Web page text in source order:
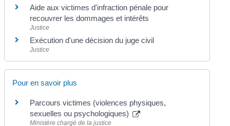
Aide aux victimes d'infraction pénale pour
recouvrer les dommages et intérêts
Justice
Exécution d'une décision du juge civil
Justice
Pour en savoir plus
Parcours victimes (violences physiques,
sexuelles ou psychologiques)
Ministère chargé de la justice